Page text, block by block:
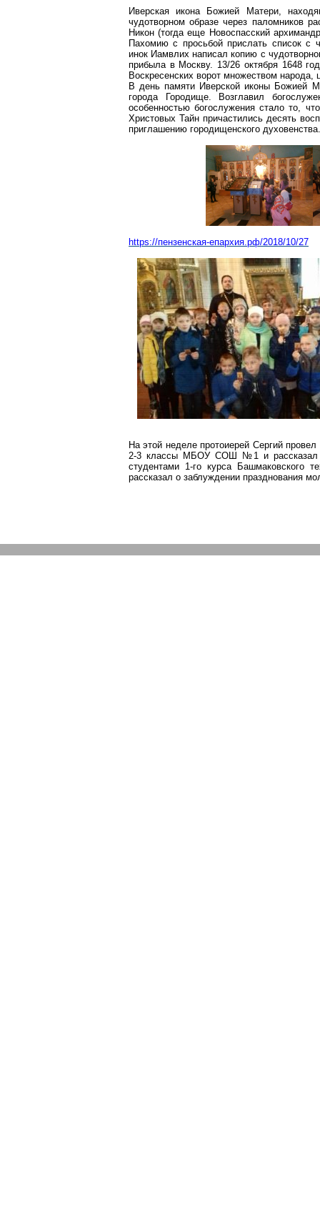
Иверская икона Божией Матери,
чудотворном образе через паломников
Никон (тогда еще Новоспасский
Пахомию с просьбой прислать список с
инок Иамвлих написал копию с
прибыла в Москву. 13/26 октября 1648
Воскресенских ворот множеством
В день памяти Иверской иконы Божией
города Городище. Возглавил
особенностью богослужения стало то,
Христовых Тайн причастились десять
приглашению городищенского духовенства.
https://пензенская-епархия.рф/2018/10/27
На этой неделе протоиерей Сергий
2-3 классы МБОУ СОШ №1 и рассказал
студентами 1-го курса Башмаковского
рассказал о заблуждении празднования